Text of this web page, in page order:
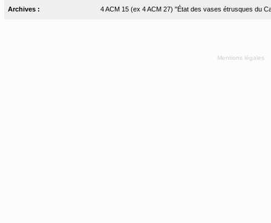
Archives : 4 ACM 15 (ex 4 ACM 27) "État des vases étrusques du
Mentions légales